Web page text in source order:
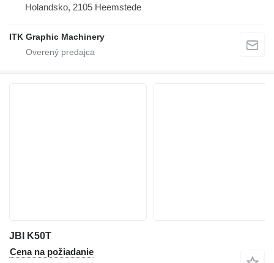
Holandsko, 2105 Heemstede
ITK Graphic Machinery
JBI K50T
Cena na požiadanie